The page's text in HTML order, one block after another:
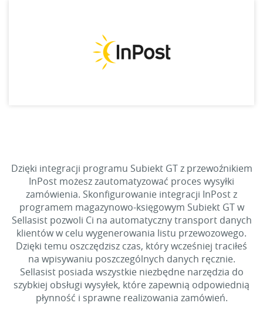
Dzięki integracji programu Subiekt GT z przewoźnikiem
InPost możesz zautomatyzować proces wysyłki
zamówienia. Skonfigurowanie integracji InPost z
programem magazynowo-księgowym Subiekt GT w
Sellasist pozwoli Ci na automatyczny transport danych
klientów w celu wygenerowania listu przewozowego.
Dzięki temu oszczędzisz czas, który wcześniej traciłeś
na wpisywaniu poszczególnych danych ręcznie.
Sellasist posiada wszystkie niezbędne narzędzia do
szybkiej obsługi wysyłek, które zapewnią odpowiednią
płynność i sprawne realizowania zamówień.